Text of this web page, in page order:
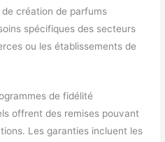
de création de parfums
spécifiques des secteurs
ou les établissements de
de fidélité
offrent des remises pouvant
Les garanties incluent les